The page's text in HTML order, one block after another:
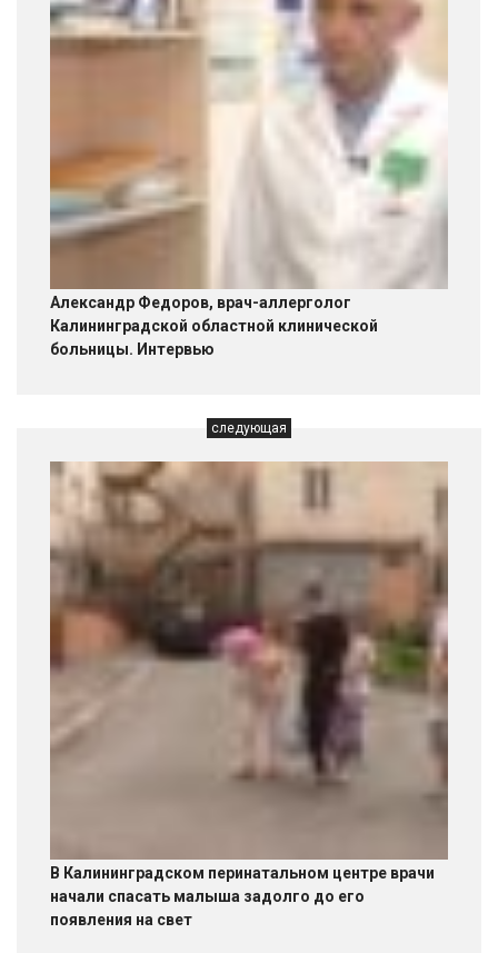
Александр Федоров, врач-аллерголог
Калининградской областной клинической
больницы. Интервью
следующая
В Калининградском перинатальном центре врачи
начали спасать малыша задолго до его
появления на свет